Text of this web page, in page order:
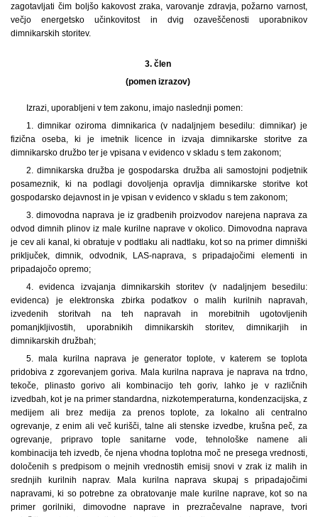
zagotavljati čim boljšo kakovost zraka, varovanje zdravja, požarno varnost,
večjo energetsko učinkovitost in dvig ozaveščenosti uporabnikov
dimnikarskih storitev.
3. člen
(pomen izrazov)
Izrazi, uporabljeni v tem zakonu, imajo naslednji pomen:
1. dimnikar oziroma dimnikarica (v nadaljnjem besedilu: dimnikar) je
fizična oseba, ki je imetnik licence in izvaja dimnikarske storitve za
dimnikarsko družbo ter je vpisana v evidenco v skladu s tem zakonom;
2. dimnikarska družba je gospodarska družba ali samostojni podjetnik
posameznik, ki na podlagi dovoljenja opravlja dimnikarske storitve kot
gospodarsko dejavnost in je vpisan v evidenco v skladu s tem zakonom;
3. dimovodna naprava je iz gradbenih proizvodov narejena naprava za
odvod dimnih plinov iz male kurilne naprave v okolico. Dimovodna naprava
je cev ali kanal, ki obratuje v podtlaku ali nadtlaku, kot so na primer dimniški
priključek, dimnik, odvodnik, LAS-naprava, s pripadajočimi elementi in
pripadajočo opremo;
4. evidenca izvajanja dimnikarskih storitev (v nadaljnjem besedilu:
evidenca) je elektronska zbirka podatkov o malih kurilnih napravah,
izvedenih storitvah na teh napravah in morebitnih ugotovljenih
pomanjkljivostih, uporabnikih dimnikarskih storitev, dimnikarjih in
dimnikarskih družbah;
5. mala kurilna naprava je generator toplote, v katerem se toplota
pridobiva z zgorevanjem goriva. Mala kurilna naprava je naprava na trdno,
tekoče, plinasto gorivo ali kombinacijo teh goriv, lahko je v različnih
izvedbah, kot je na primer standardna, nizkotemperaturna, kondenzacijska, z
medijem ali brez medija za prenos toplote, za lokalno ali centralno
ogrevanje, z enim ali več kurišči, talne ali stenske izvedbe, krušna peč, za
ogrevanje, pripravo tople sanitarne vode, tehnološke namene ali
kombinacija teh izvedb, če njena vhodna toplotna moč ne presega vrednosti,
določenih s predpisom o mejnih vrednostih emisij snovi v zrak iz malih in
srednjih kurilnih naprav. Mala kurilna naprava skupaj s pripadajočimi
napravami, ki so potrebne za obratovanje male kurilne naprave, kot so na
primer gorilniki, dimovodne naprave in prezračevalne naprave, tvori